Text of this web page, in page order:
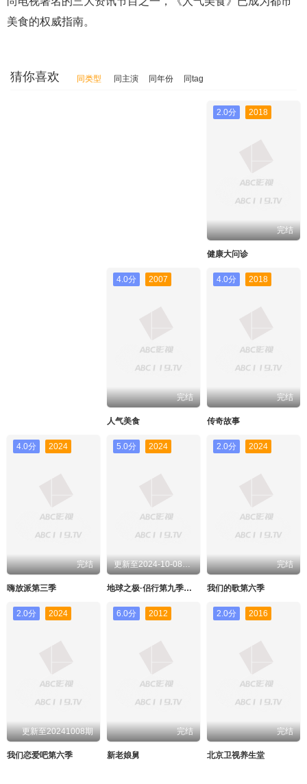
美食的权威指南。
猜你喜欢 同类型 同主演 同年份 同tag
2.0分 2018
完结
健康大问诊
4.0分 2007
完结
人气美食
4.0分 2018
完结
传奇故事
4.0分 2024
完结
嗨放派第三季
5.0分 2024
更新至2024-10-08期期
地球之极·侣行第九季上篇
2.0分 2024
完结
我们的歌第六季
2.0分 2024
更新至20241008期
我们恋爱吧第六季
6.0分 2012
完结
新老娘舅
2.0分 2016
完结
北京卫视养生堂